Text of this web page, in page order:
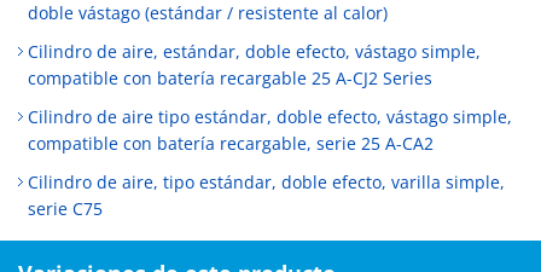
doble vástago (estándar / resistente al calor)
Cilindro de aire, estándar, doble efecto, vástago simple,
compatible con batería recargable 25 A-CJ2 Series
Cilindro de aire tipo estándar, doble efecto, vástago simple,
compatible con batería recargable, serie 25 A-CA2
Cilindro de aire, tipo estándar, doble efecto, varilla simple,
serie C75